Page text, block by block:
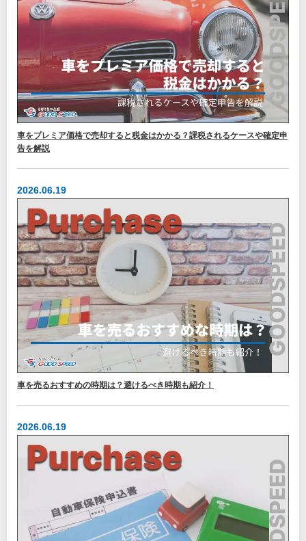
車をプレミア価格で売却すると税金はかかる？課税されるケースや確定申
告を解説
2026.06.19
車を売るおすすめの時期は？避けるべき時期も紹介！
2026.06.19